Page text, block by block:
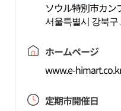
ソウル特別市カン
서울특별시 강북구
ホームページ
www.e-
定期市開催日